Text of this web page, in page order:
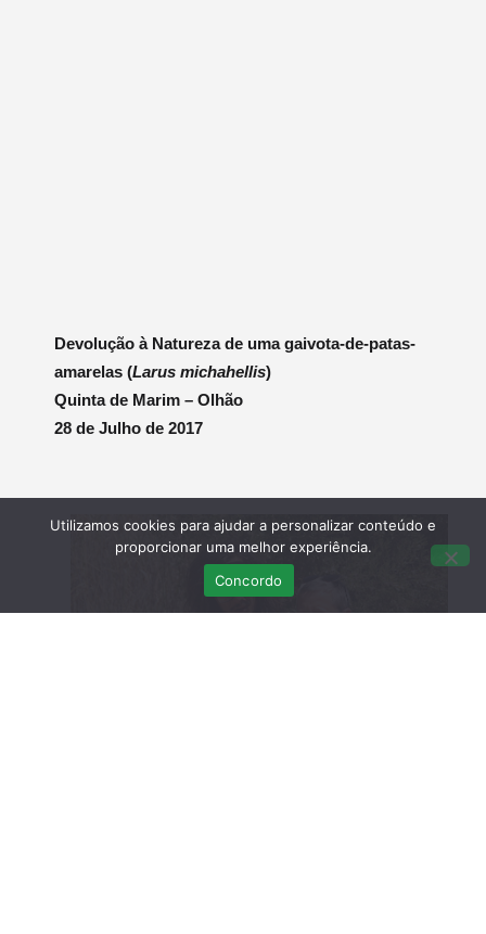
Devolução à Natureza de uma gaivota-de-patas-
amarelas (Larus michahellis)
Quinta de Marim – Olhão
28 de Julho de 2017
Utilizamos cookies para ajudar a personalizar conteúdo e
proporcionar uma melhor experiência.
Concordo